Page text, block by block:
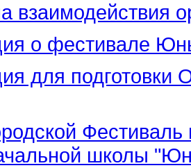
взаимодействия
о фестивале
для
Фестиваль
школы